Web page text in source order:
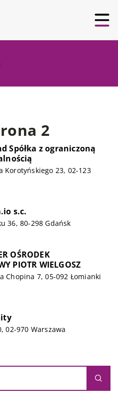
2
Spółka z ograniczoną
Korotyńskiego 23, 02-123
s.c.
36, 80-298 Gdańsk
OŚRODEK
PIOTR WIELGOSZ
Chopina 7, 05-092 Łomianki
02-970 Warszawa